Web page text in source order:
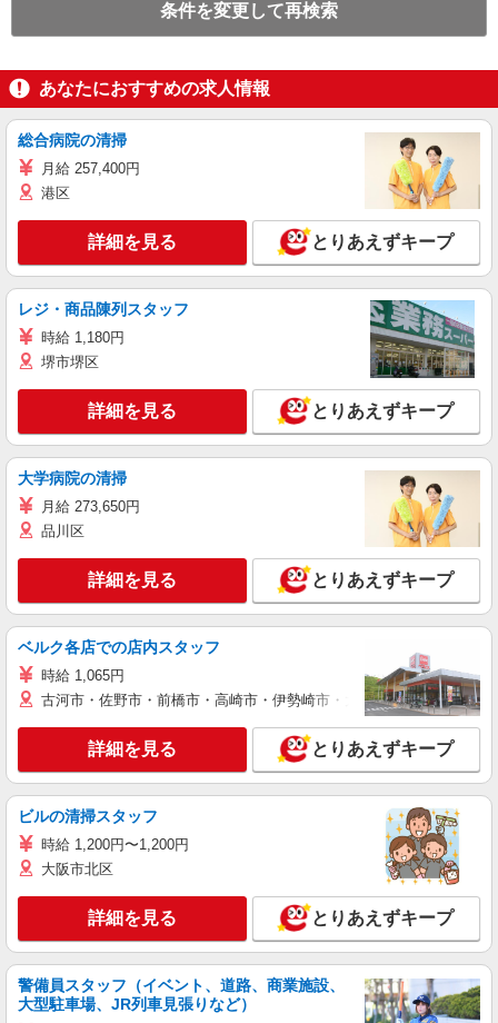
条件を変更して再検索
あなたにおすすめの求人情報
総合病院の清掃
月給 257,400円
港区
詳細を見る とりあえずキープ
レジ・商品陳列スタッフ
時給 1,180円
堺市堺区
詳細を見る とりあえずキープ
大学病院の清掃
月給 273,650円
品川区
詳細を見る とりあえずキープ
ベルク各店での店内スタッフ
時給 1,065円
古河市・佐野市・前橋市・高崎市・伊勢崎市・太田市・館林市・藤
詳細を見る とりあえずキープ
ビルの清掃スタッフ
時給 1,200円〜1,200円
大阪市北区
詳細を見る とりあえずキープ
警備員スタッフ（イベント、道路、商業施設、
大型駐車場、JR列車見張りなど）